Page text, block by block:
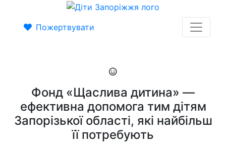
Пожертвувати
Фонд «Щаслива дитина» —
ефективна допомога тим дітям
Запорізької області, які найбільш
її потребують